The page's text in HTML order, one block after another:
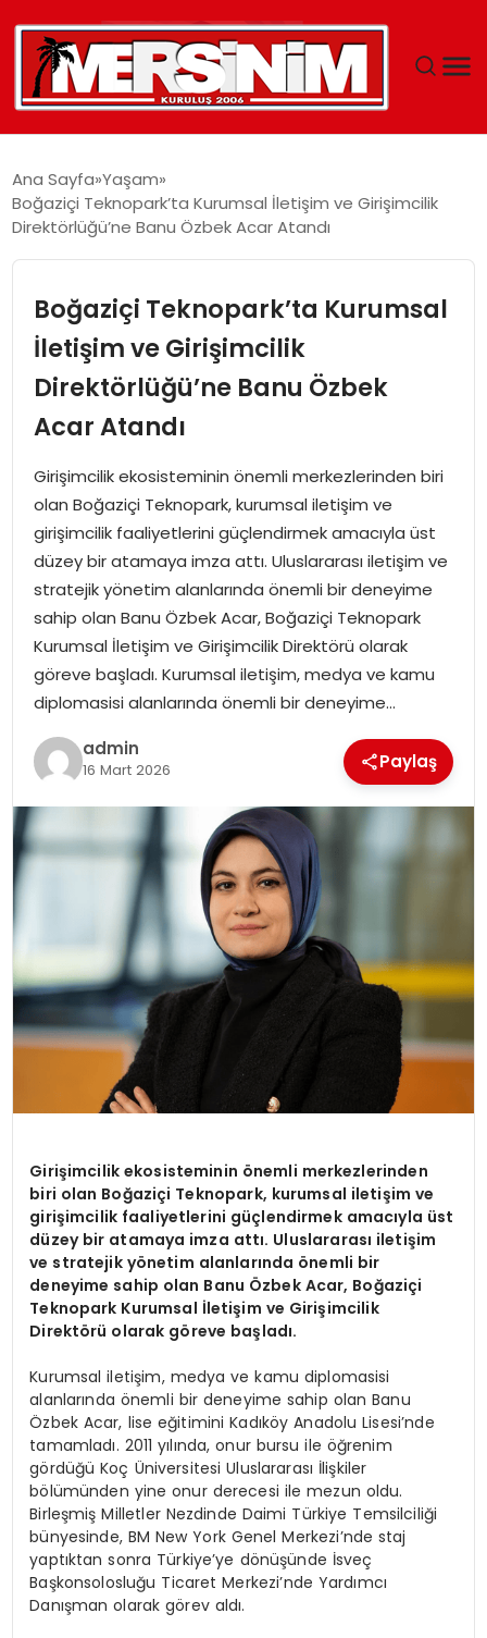
YAŞAM
SAĞLIK
EĞITIM
EKONOMI
MAGAZIN
DÜNYA
OTOMOBIL
Ana Sayfa Yaşam
Boğaziçi Teknopark’ta Kurumsal İletişim ve Girişimcilik
Direktörlüğü’ne Banu Özbek Acar Atandı
Boğaziçi Teknopark’ta Kurumsal
İletişim ve Girişimcilik
Direktörlüğü’ne Banu Özbek
Acar Atandı
Girişimcilik ekosisteminin önemli merkezlerinden biri
olan Boğaziçi Teknopark, kurumsal iletişim ve
girişimcilik faaliyetlerini güçlendirmek amacıyla üst
düzey bir atamaya imza attı. Uluslararası iletişim ve
stratejik yönetim alanlarında önemli bir deneyime
sahip olan Banu Özbek Acar, Boğaziçi Teknopark
Kurumsal İletişim ve Girişimcilik Direktörü olarak
göreve başladı. Kurumsal iletişim, medya ve kamu
diplomasisi alanlarında önemli bir deneyime…
admin
16 Mart 2026 Paylaş
Girişimcilik ekosisteminin önemli merkezlerinden
biri olan Boğaziçi Teknopark, kurumsal iletişim ve
girişimcilik faaliyetlerini güçlendirmek amacıyla üst
düzey bir atamaya imza attı. Uluslararası iletişim
ve stratejik yönetim alanlarında önemli bir
deneyime sahip olan Banu Özbek Acar, Boğaziçi
Teknopark Kurumsal İletişim ve Girişimcilik
Direktörü olarak göreve başladı.
Kurumsal iletişim, medya ve kamu diplomasisi
alanlarında önemli bir deneyime sahip olan Banu
Özbek Acar, lise eğitimini Kadıköy Anadolu Lisesi’nde
tamamladı. 2011 yılında, onur bursu ile öğrenim
gördüğü Koç Üniversitesi Uluslararası İlişkiler
bölümünden yine onur derecesi ile mezun oldu.
Birleşmiş Milletler Nezdinde Daimi Türkiye Temsilciliği
bünyesinde, BM New York Genel Merkezi’nde staj
yaptıktan sonra Türkiye’ye dönüşünde İsveç
Başkonsolosluğu Ticaret Merkezi’nde Yardımcı
Danışman olarak görev aldı.